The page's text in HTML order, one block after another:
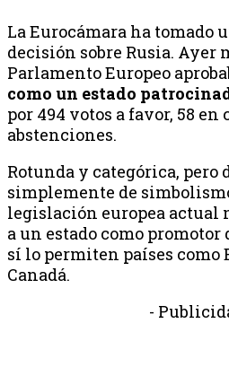
La Eurocámara ha tomado
decisión sobre Rusia. Ayer
Parlamento Europeo
como un estado
por 494 votos a favor, 58 en
abstenciones.
Rotunda y categórica, pero
simplemente de
legislación europea actual
a un estado como
sí lo permiten países como
Canadá.
-